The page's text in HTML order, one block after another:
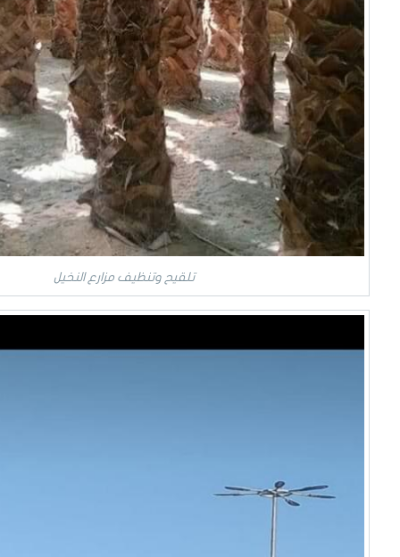
تلقيح وتنظيف مزارع النخيل